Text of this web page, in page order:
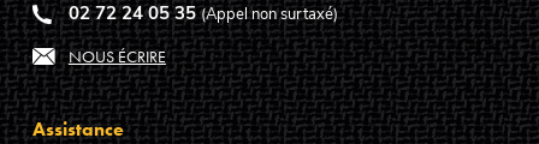
02 72 24 05 35 (Appel non surtaxé)
NOUS ÉCRIRE
Assistance